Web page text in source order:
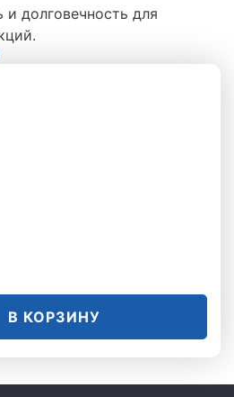
долговечность для
В КОРЗИНУ